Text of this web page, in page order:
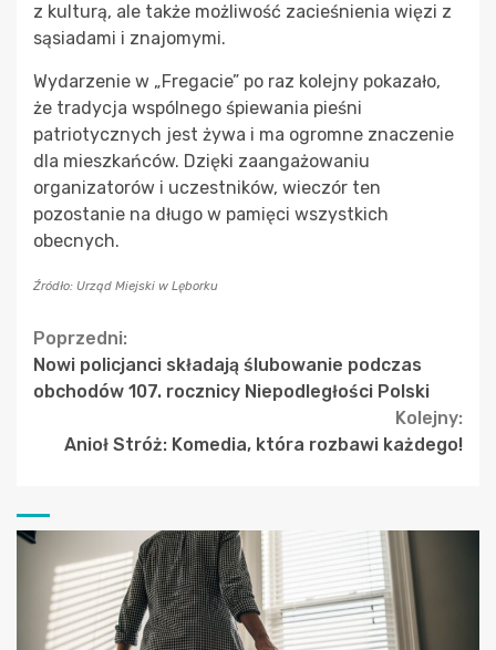
z kulturą, ale także możliwość zacieśnienia więzi z
sąsiadami i znajomymi.
Wydarzenie w „Fregacie” po raz kolejny pokazało,
że tradycja wspólnego śpiewania pieśni
patriotycznych jest żywa i ma ogromne znaczenie
dla mieszkańców. Dzięki zaangażowaniu
organizatorów i uczestników, wieczór ten
pozostanie na długo w pamięci wszystkich
obecnych.
Źródło: Urząd Miejski w Lęborku
Continue
Reading
Poprzedni:
Nowi policjanci składają ślubowanie podczas
obchodów 107. rocznicy Niepodległości Polski
Kolejny:
Anioł Stróż: Komedia, która rozbawi każdego!